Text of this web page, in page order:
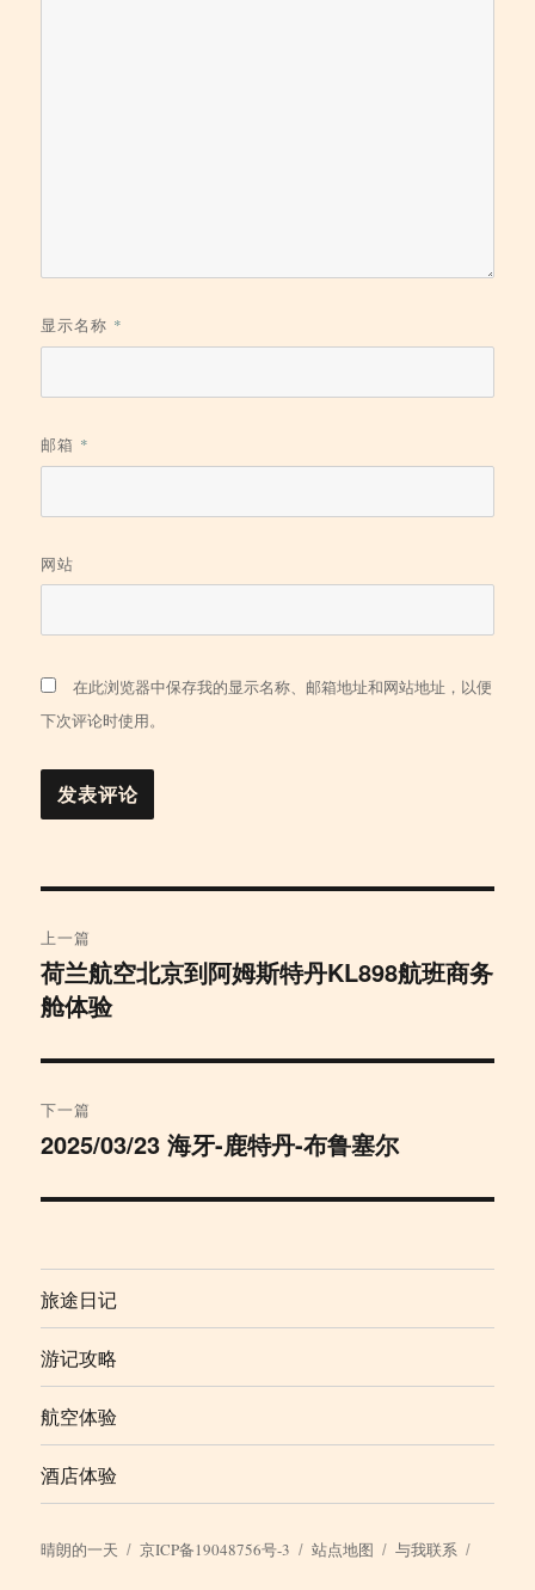
显示名称 *
邮箱 *
网站
在此浏览器中保存我的显示名称、邮箱地址和网站地址，以便
下次评论时使用。
章
导
航
上一篇
上
篇
荷兰航空北京到阿姆斯特丹KL898航班商务
舱体验
下一篇
下
2025/03/23 海牙-鹿特丹-布鲁塞尔
旅途日记
游记攻略
航空体验
酒店体验
晴朗的一天 京ICP备19048756号-3 站点地图 与我联系